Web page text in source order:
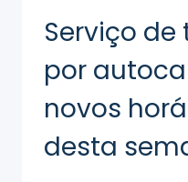
DOS
SEGUINTES
SERVIÇOS
DA
Serviço
por
novos
desta